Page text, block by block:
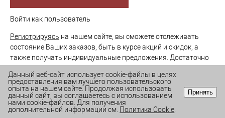
0 шт. - гр. - 0 ₽
Войти как пользователь
Регистрируясь на нашем сайте, вы сможете отслеживать
состояние Ваших заказов, быть в курсе акций и скидок, а
также получать индивидуальные предложения. Достаточно
дальнейшем они будут подставляться автоматически.
Данный веб-сайт использует cookie-файлы в целях
предоставления вам лучшего пользовательского
опыта на нашем сайте. Продолжая использовать
данный сайт, вы соглашаетесь с использованием
нами cookie-файлов. Для получения
дополнительной информации см. Политика Cookie
Принять